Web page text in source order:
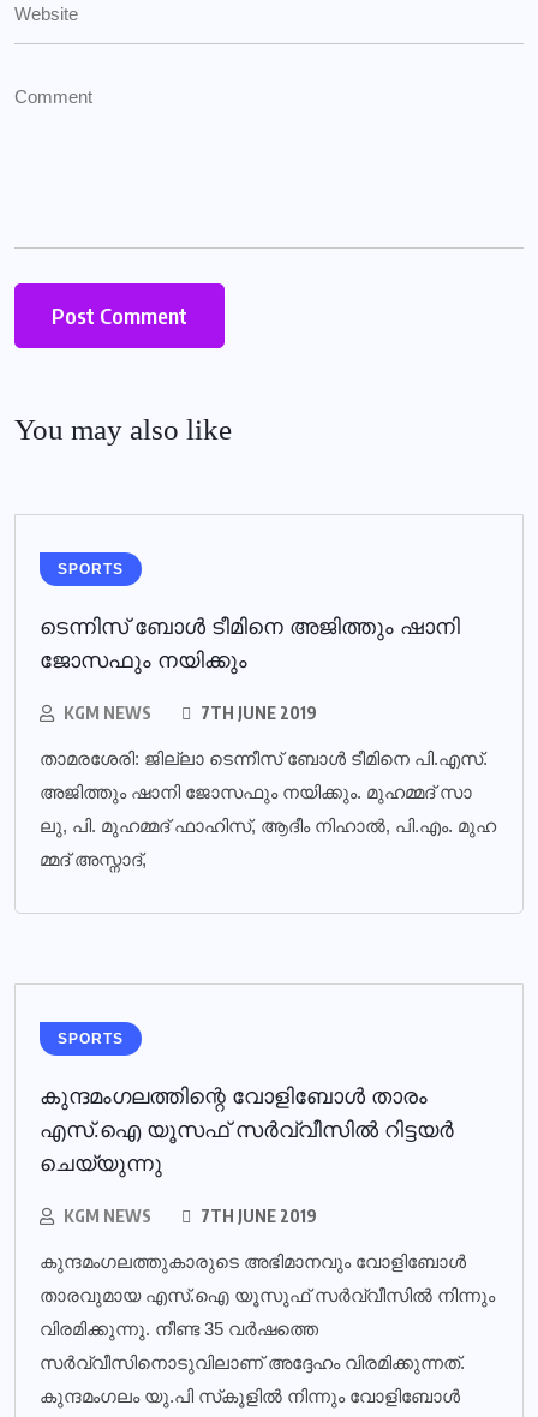
You may also like
SPORTS
ടെന്നിസ് ബോള്‍ ടീമിനെ അജിത്തും ഷാനി
ജോസഫും നയിക്കും
KGM NEWS 7TH JUNE 2019
താ​മ​ര​ശേ​രി: ജി​ല്ലാ ടെ​ന്നീ​സ് ബോ​ള്‍ ടീ​മി​നെ പി.​എ​സ്.
അ​ജി​ത്തും ഷാ​നി ജോ​സ​ഫും ന​യി​ക്കും. മു​ഹ​മ്മ​ദ് സാ​
ലു, പി. ​മു​ഹ​മ്മ​ദ് ഫാ​ഹി​സ്, ആ​ദീം നി​ഹാ​ല്‍, പി.​എം. മു​ഹ​
മ്മ​ദ് അ​സ്നാ​ദ്,
SPORTS
കുന്ദമംഗലത്തിന്റെ വോളിബോള്‍ താരം
എസ്.ഐ യൂസഫ് സര്‍വ്വീസില്‍ റിട്ടയര്‍
ചെയ്യുന്നു
KGM NEWS 7TH JUNE 2019
കുന്ദമംഗലത്തുകാരുടെ അഭിമാനവും വോളിബോള്‍
താരവുമായ എസ്.ഐ യൂസുഫ് സര്‍വ്വീസില്‍ നിന്നും
വിരമിക്കുന്നു. നീണ്ട 35 വര്‍ഷത്തെ
സര്‍വ്വീസിനൊടുവിലാണ് അദ്ദേഹം വിരമിക്കുന്നത്.
കുന്ദമംഗലം യു.പി സ്‌കൂളില്‍ നിന്നും വോളിബോള്‍